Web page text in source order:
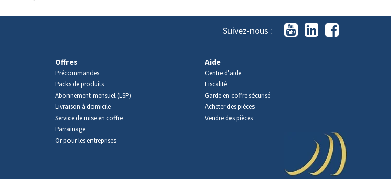
Suivez-nous :
Offres
Précommandes
Packs de produits
Abonnement mensuel (LSP)
Livraison à domicile
Service de mise en coffre
Parrainage
Or pour les entreprises
Aide
Centre d'aide
Fiscalité
Garde en coffre sécurisé
Acheter des pièces
Vendre des pièces